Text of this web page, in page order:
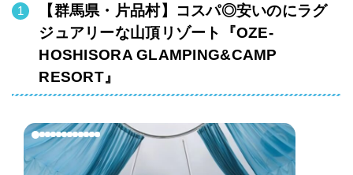
【群馬県・片品村】コスパ◎安いのにラグ
ジュアリーな山頂リゾート『OZE-
HOSHISORA GLAMPING&CAMP
RESORT』